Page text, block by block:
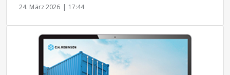
24. März 2026 | 17:44